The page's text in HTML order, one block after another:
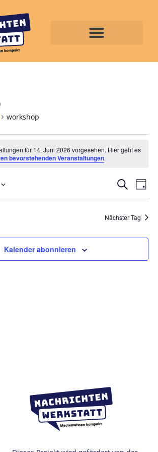
workshop
für 14. Juni 2026 vorgesehen. Hier geht es
bevorstehenden Veranstaltungen.
und
SucheTag
Nächster Tag
Kalender abonnieren